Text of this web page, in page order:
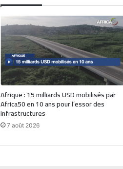
Afrique : 15 milliards USD mobilisés par
Africa50 en 10 ans pour l’essor des
infrastructures
7 août 2026